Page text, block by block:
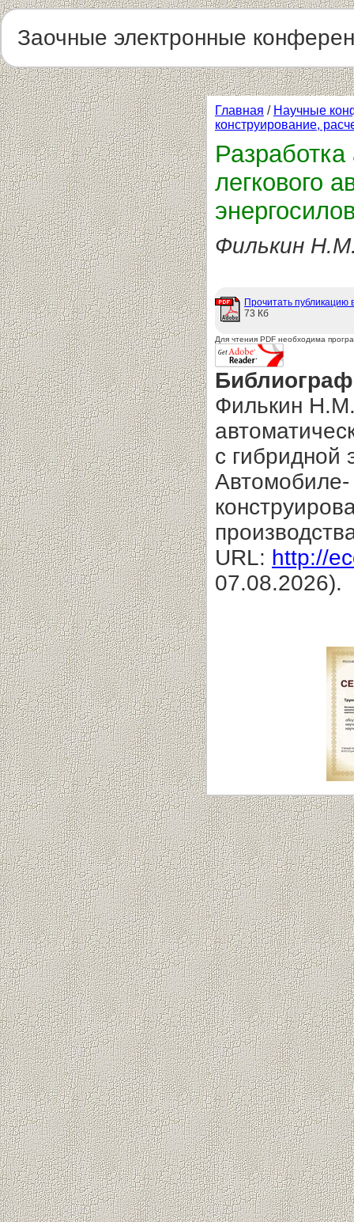
Заочные электронные
Главная / Научные
конструирование,
легкового
Филькин
Прочитать публикацию
73 Кб
Для чтения PDF необходима
Филькин
с гибридной
Автомобиле-
URL: http://
07.08.2026).